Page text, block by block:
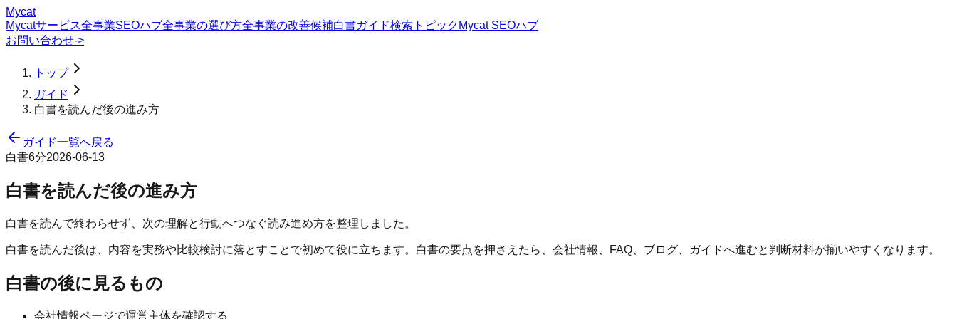
Mycat
Mycatサービス全事業SEOハブ全事業の選び方全事業の改善候補白書ガイド検索トピック Mycat SEOハブ
お問い合わせ->
トップ
ガイド
白書を読んだ後の進み方
ガイド一覧へ戻る
白書6分2026-06-13
白書を読んだ後の進み方
白書を読んで終わらせず、次の理解と行動へつなぐ読み進め方を整理しました。
白書を読んだ後は、内容を実務や比較検討に落とすことで初めて役に立ちます。白書の要点を押さえたら、会社情報、FAQ、ブログ、ガイドへ進むと判断材料が揃いやすくなります。
白書の後に見るもの
会社情報ページで運営主体を確認する